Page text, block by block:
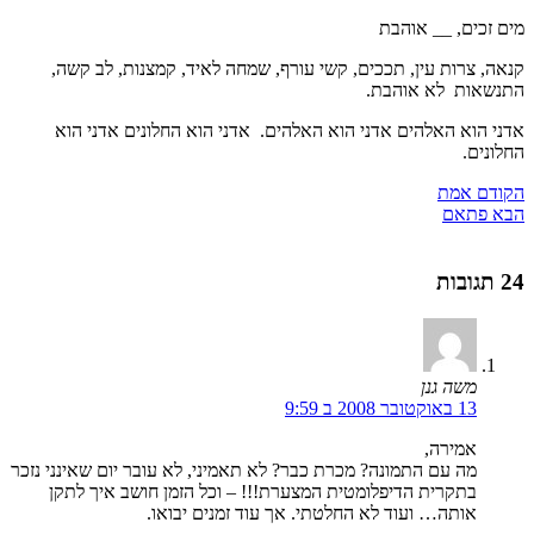
מים זכים, __ אוהבת
קנאה, צרות עין, תככים, קשי עורף, שמחה לאיד, קמצנות, לב קשה,
התנשאות לא אוהבת.
אדני הוא האלהים אדני הוא האלהים. אדני הוא החלונים אדני הוא
החלונים.
הקודם אמת
הבא פתאם
24 תגובות
משה גנן
13 באוקטובר 2008 ב 9:59
אמירה,
מה עם התמונה? מכרת כבר? לא תאמיני, לא עובר יום שאינני נזכר
בתקרית הדיפלומטית המצערת!!! – וכל הזמן חושב איך לתקן
אותה… ועוד לא החלטתי. אך עוד זמנים יבואו.